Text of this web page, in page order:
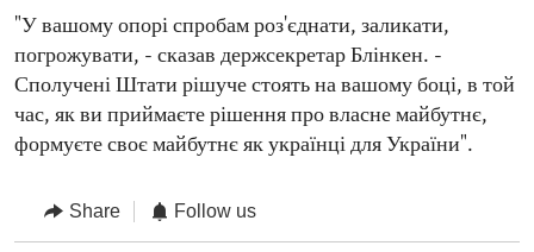
"У вашому опорі спробам роз'єднати, заликати,
погрожувати, - сказав держсекретар Блінкен. -
Сполучені Штати рішуче стоять на вашому боці, в той
час, як ви приймаєте рішення про власне майбутнє,
формуєте своє майбутнє як українці для України".
Share Follow us